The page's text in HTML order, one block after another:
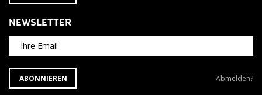
NEWSLETTER
Ihre Email
ABONNIEREN
SIE
ABONNIEREN
Newsletter
Abmelden?